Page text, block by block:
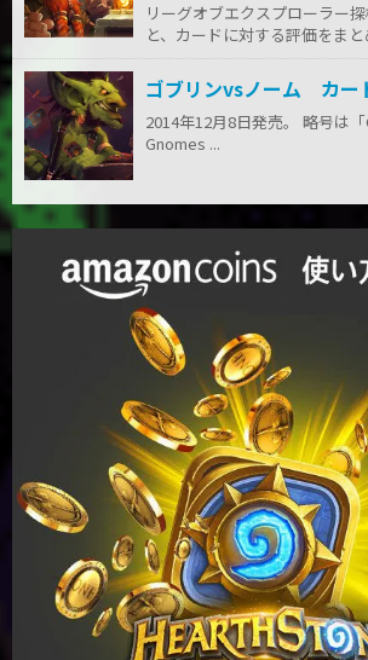
リーグオブエクスプローラー
と、カードに対する評価をまと
ゴブリンvsノーム カー
2014年12月8日発売。 略号は
Gnomes ...